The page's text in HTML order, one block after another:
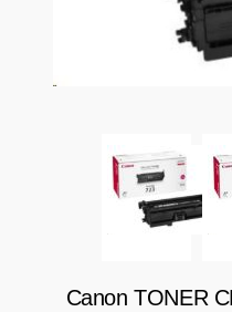
AI
ZÁRUKY -
DOMÁCNOST
Canon TONER